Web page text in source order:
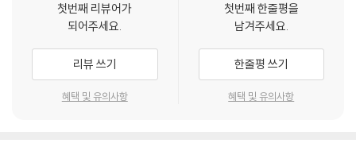
첫번째 리뷰어가
되어주세요.
리뷰 쓰기
혜택 및 유의사항
첫번째 한줄평을
남겨주세요.
한줄평 쓰기
혜택 및 유의사항